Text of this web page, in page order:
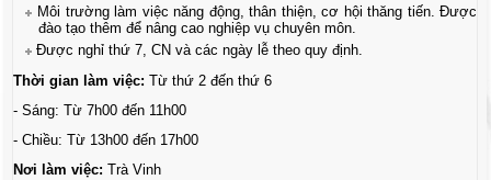
Môi trường làm việc năng động, thân thiện, cơ hội thăng tiến. Được
đào tạo thêm để nâng cao nghiệp vụ chuyên môn.
Được nghỉ thứ 7, CN và các ngày lễ theo quy định.
Thời gian làm việc: Từ thứ 2 đến thứ 6
- Sáng: Từ 7h00 đến 11h00
- Chiều: Từ 13h00 đến 17h00
Nơi làm việc: Trà Vinh